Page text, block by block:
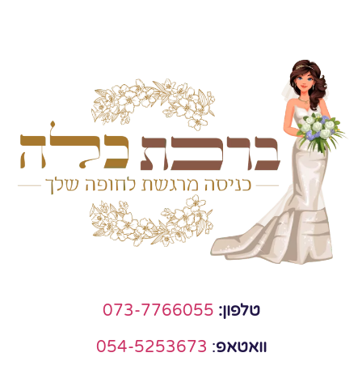
טלפון: 073-7766055
וואטאפ:
054-5253673